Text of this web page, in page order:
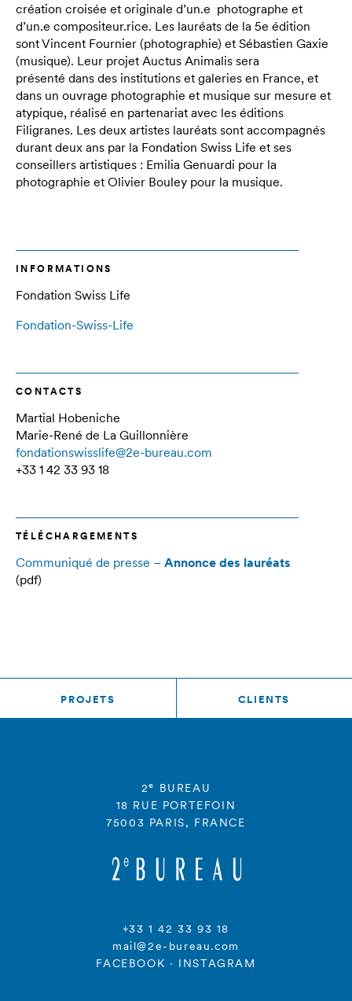
création croisée et originale d’un.e photographe et
d’un.e compositeur.rice. Les lauréats de la 5e édition
sont Vincent Fournier (photographie) et Sébastien Gaxie
(musique). Leur projet Auctus Animalis sera
présenté dans des institutions et galeries en France, et
dans un ouvrage photographie et musique sur mesure et
atypique, réalisé en partenariat avec les éditions
Filigranes. Les deux artistes lauréats sont accompagnés
durant deux ans par la Fondation Swiss Life et ses
conseillers artistiques : Emilia Genuardi pour la
photographie et Olivier Bouley pour la musique.
INFORMATIONS
Fondation Swiss Life
Fondation-Swiss-Life
CONTACTS
Martial Hobeniche
Marie-René de La Guillonnière
fondationswisslife@2e-bureau.com
+33 1 42 33 93 18
TÉLÉCHARGEMENTS
Communiqué de presse – Annonce des lauréats
(pdf)
PROJETS CLIENTS
2e
BUREAU
18 RUE PORTEFOIN
75003 PARIS, FRANCE
+33 1 42 33 93 18
mail@2e-bureau.com
FACEBOOK · INSTAGRAM